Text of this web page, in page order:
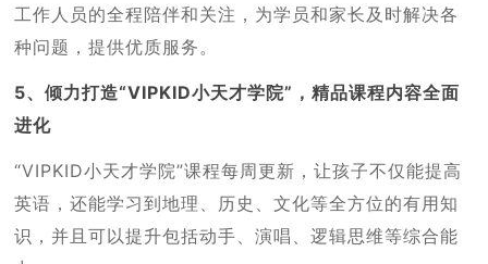
工作人员的全程陪伴和关注，为学员和家长及时解决各
种问题，提供优质服务。
5、倾力打造“VIPKID小天才学院”，精品课程内容全面
进化
“VIPKID小天才学院”课程每周更新，让孩子不仅能提高
英语，还能学习到地理、历史、文化等全方位的有用知
识，并且可以提升包括动手、演唱、逻辑思维等综合能